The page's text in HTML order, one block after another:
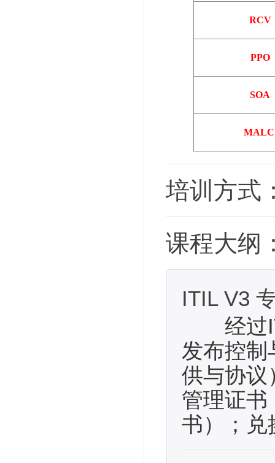
RCV
PPO
SOA
MALC
培训方式
课程大纲
ITIL V3
经过
发布控制
供与协议
管理证书
书）；兑